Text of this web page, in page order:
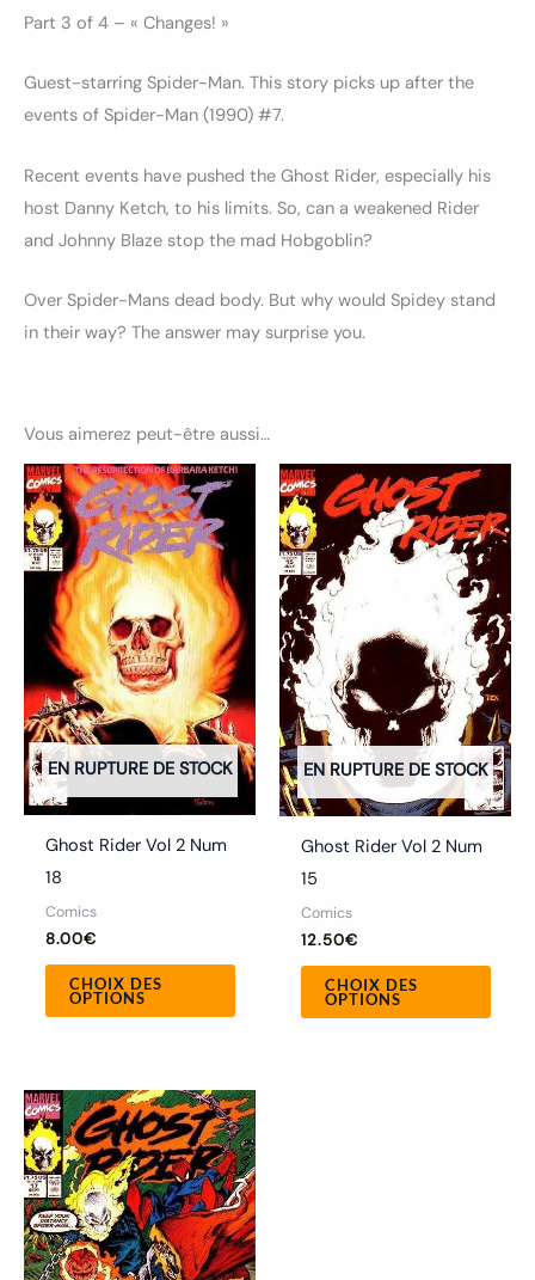
Part 3 of 4 – « Changes! »
Guest-starring Spider-Man. This story picks up after the
events of Spider-Man (1990) #7.
Recent events have pushed the Ghost Rider, especially his
host Danny Ketch, to his limits. So, can a weakened Rider
and Johnny Blaze stop the mad Hobgoblin?
Over Spider-Mans dead body. But why would Spidey stand
in their way? The answer may surprise you.
Vous aimerez peut-être aussi…
EN RUPTURE DE STOCK
Ghost Rider Vol 2 Num
18
Comics
8.00€
CHOIX DES
OPTIONS
Ce
produit
plusieurs
variations.
Les
options
peuvent
être
choisies
sur
EN RUPTURE DE STOCK
Ghost Rider Vol 2 Num
15
Comics
12.50€
CHOIX DES
OPTIONS
a
Les
être
sur
Ce
produit
a
plusieurs
variations.
Les